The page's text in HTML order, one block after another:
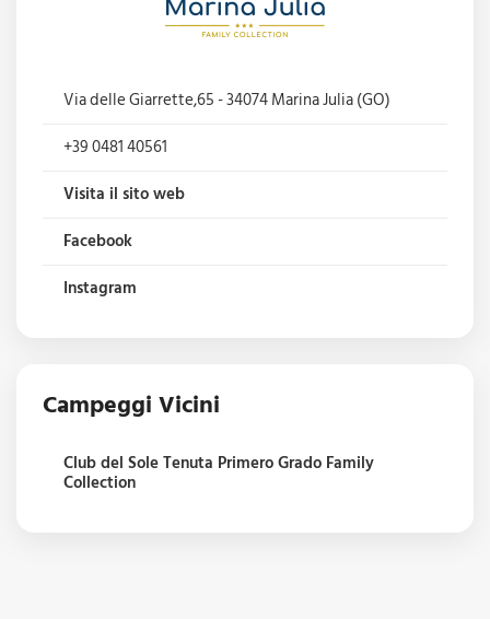
Via delle Giarrette,65 - 34074 Marina Julia (GO)
+39 0481 40561
Visita il sito web
Facebook
Instagram
Campeggi Vicini
Club del Sole Tenuta Primero Grado Family
Collection